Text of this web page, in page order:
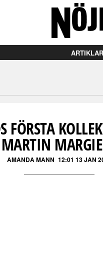
ARTIKLAR
FÖRSTA
MARTIN
AMANDA MANN 12:01 13 JAN